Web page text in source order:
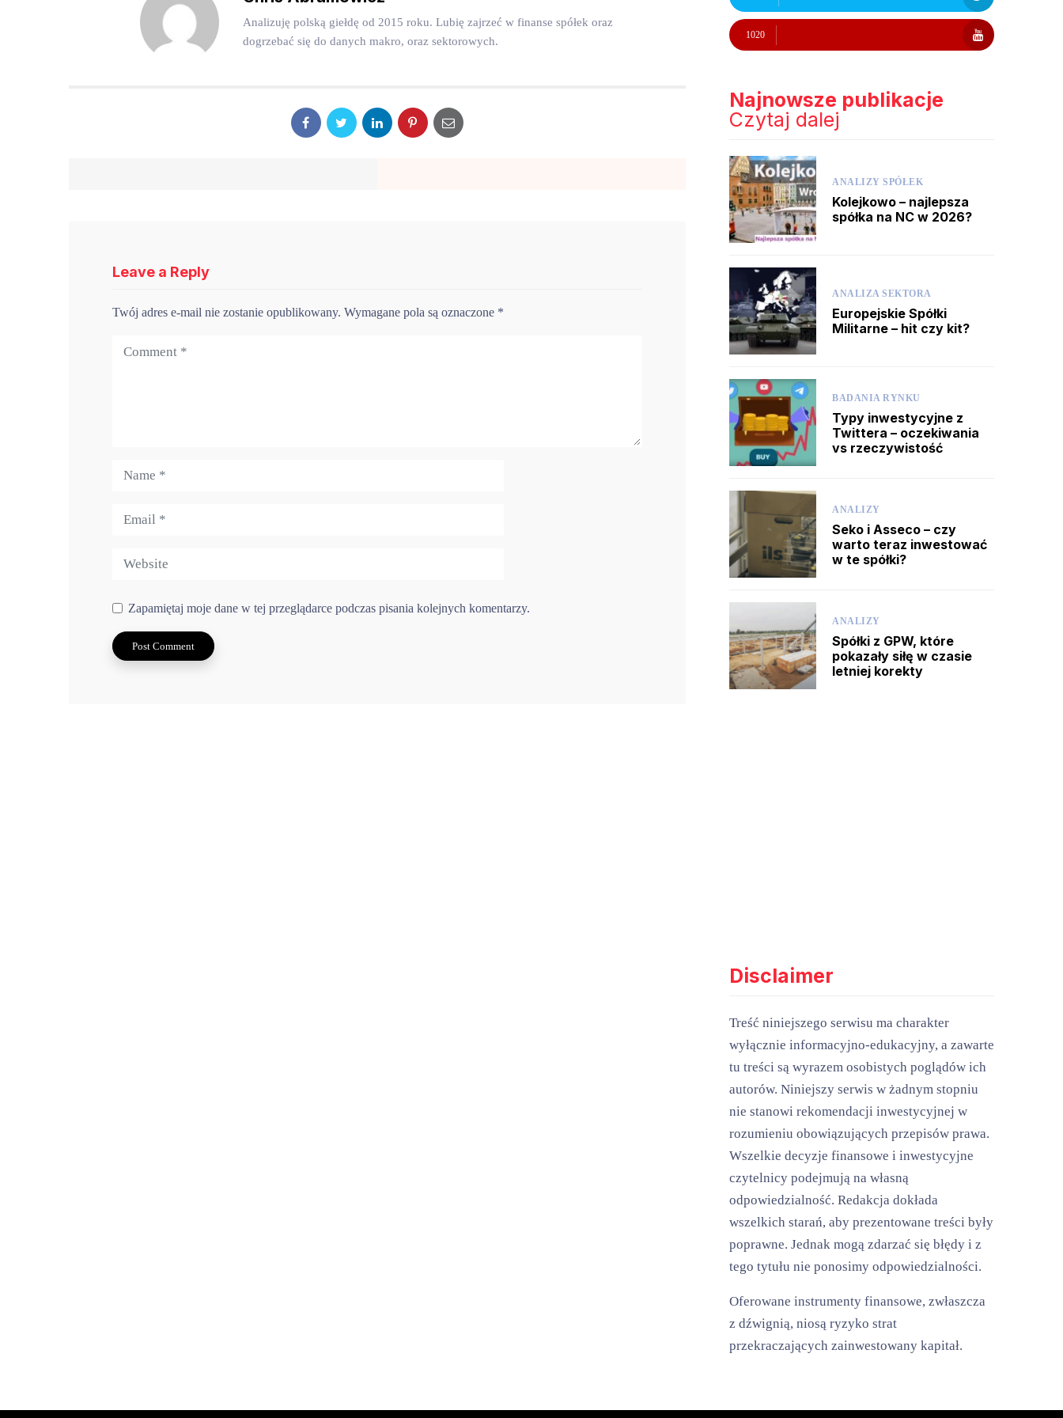
Analizuję polską giełdę od 2015 roku. Lubię zajrzeć w finanse spółek oraz
dogrzebać się do danych makro, oraz sektorowych.
Leave a Reply
Twój adres e-mail nie zostanie opublikowany. Wymagane pola są oznaczone *
Zapamiętaj moje dane w tej przeglądarce podczas pisania kolejnych komentarzy.
1020
Najnowsze publikacje
Czytaj dalej
ANALIZY SPÓŁEK
Kolejkowo – najlepsza
spółka na NC w 2026?
ANALIZA SEKTORA
Europejskie Spółki
Militarne – hit czy kit?
BADANIA RYNKU
Typy inwestycyjne z
Twittera – oczekiwania
vs rzeczywistość
ANALIZY
Seko i Asseco – czy
warto teraz inwestować
w te spółki?
ANALIZY
Spółki z GPW, które
pokazały siłę w czasie
letniej korekty
Disclaimer
Treść niniejszego serwisu ma charakter
wyłącznie informacyjno-edukacyjny, a zawarte
tu treści są wyrazem osobistych poglądów ich
autorów. Niniejszy serwis w żadnym stopniu
nie stanowi rekomendacji inwestycyjnej w
rozumieniu obowiązujących przepisów prawa.
Wszelkie decyzje finansowe i inwestycyjne
czytelnicy podejmują na własną
odpowiedzialność. Redakcja dokłada
wszelkich starań, aby prezentowane treści były
poprawne. Jednak mogą zdarzać się błędy i z
tego tytułu nie ponosimy odpowiedzialności.
Oferowane instrumenty finansowe, zwłaszcza
z dźwignią, niosą ryzyko strat
przekraczających zainwestowany kapitał.